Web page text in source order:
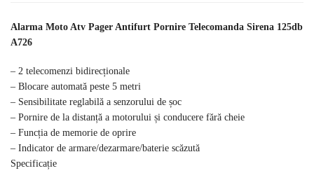
Alarma Moto Atv Pager Antifurt Pornire Telecomanda Sirena 125db
A726
– 2 telecomenzi bidirecționale
– Blocare automată peste 5 metri
– Sensibilitate reglabilă a senzorului de șoc
– Pornire de la distanță a motorului și conducere fără cheie
– Funcția de memorie de oprire
– Indicator de armare/dezarmare/baterie scăzută
Specificație